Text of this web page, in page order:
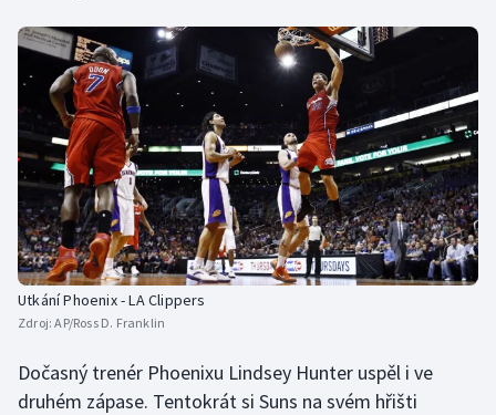
Lezení
Lyže a snowboard
Moderní pětiboj
Motorsport
Olympijské hry
Plavání
Utkání Phoenix - LA Clippers
Zdroj:AP/Ross D. Franklin
Dočasný trenér Phoenixu Lindsey Hunter uspěl i ve
druhém zápase. Tentokrát si Suns na svém hřišti